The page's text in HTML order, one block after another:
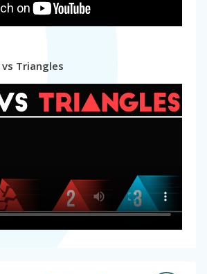
Triangles